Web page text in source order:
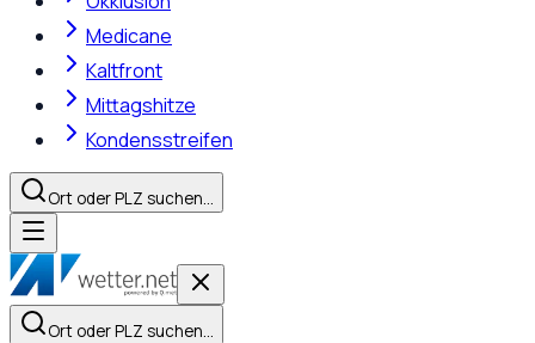
Medicane
Kaltfront
Mittagshitze
Kondensstreifen
Ort oder PLZ suchen…
Ort oder PLZ suchen…